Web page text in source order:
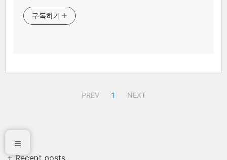
구독하기
PREV 1 NEXT
+ Recent posts